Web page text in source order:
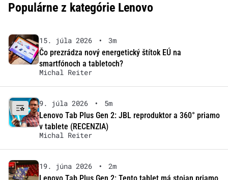
Populárne z kategórie Lenovo
15. júla 2026 •
3m
Čo prezrádza nový energetický štítok EÚ na
smartfónoch a tabletoch?
Michal Reiter
9. júla 2026 •
5m
Lenovo Tab Plus Gen 2: JBL reproduktor a 360° priamo
v tablete (RECENZIA)
Michal Reiter
19. júna 2026 •
2m